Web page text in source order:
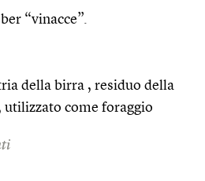
“vinacce”.
della birra , residuo della
come foraggio